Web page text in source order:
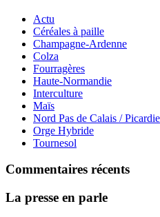
Actu
Céréales à paille
Champagne-Ardenne
Colza
Fourragères
Haute-Normandie
Interculture
Maïs
Nord Pas de Calais / Picardie
Orge Hybride
Tournesol
Commentaires récents
La presse en parle